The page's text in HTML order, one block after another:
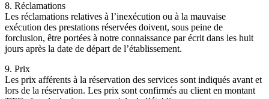
8. Réclamations
Les réclamations relatives à l’inexécution ou à la mauvaise
exécution des prestations réservées doivent, sous peine de
forclusion, être portées à notre connaissance par écrit dans les huit
jours après la date de départ de l’établissement.
9. Prix
Les prix afférents à la réservation des services sont indiqués avant et
lors de la réservation. Les prix sont confirmés au client en montant